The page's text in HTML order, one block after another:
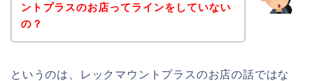
ントプラスのお店ってラインをしていない
の？
というのは、レックマウントプラスのお店の話ではな